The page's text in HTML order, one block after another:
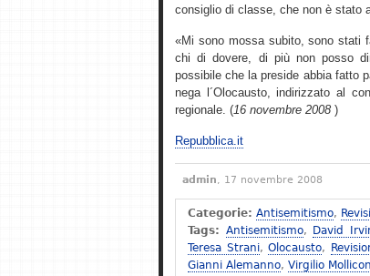
consiglio di classe, che non è stato
«Mi sono mossa subito, sono stati
chi di dovere, di più non posso
possibile che la preside abbia fatto
nega l´Olocausto, indirizzato al
regionale. (16 novembre 2008 )
Repubblica.it
admin, 17 novembre 2008
Categorie: Antisemitismo,
Tags: Antisemitismo, David
Teresa Strani, Olocausto,
Gianni Alemanno, Virgilio